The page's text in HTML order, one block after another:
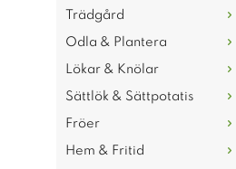
Trädgård
Odla & Plantera
Lökar & Knölar
Sättlök & Sättpotatis
Fröer
Hem & Fritid